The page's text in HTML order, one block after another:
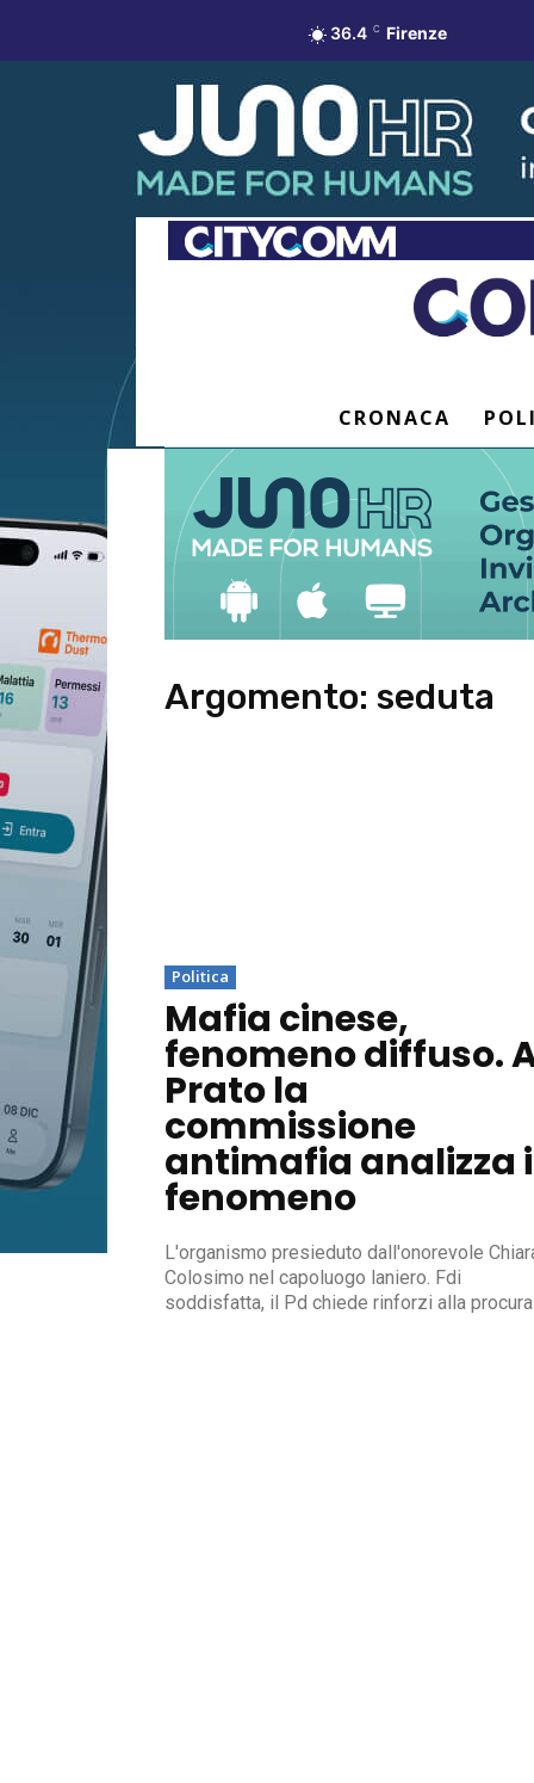
36.4 C Firenze
CRONACA
Argomento: seduta
Politica
Mafia cinese,
fenomeno diffuso.
Prato la
commissione
antimafia analizza
fenomeno
L'organismo presieduto dall'onorevole
Colosimo nel capoluogo laniero. Fdi
soddisfatta, il Pd chiede rinforzi alla procura